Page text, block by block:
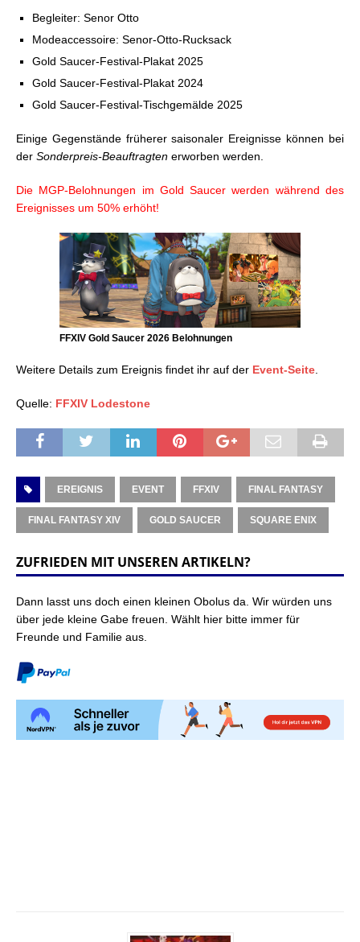
Begleiter: Senor Otto
Modeaccessoire: Senor-Otto-Rucksack
Gold Saucer-Festival-Plakat 2025
Gold Saucer-Festival-Plakat 2024
Gold Saucer-Festival-Tischgemälde 2025
Einige Gegenstände früherer saisonaler Ereignisse können bei
der Sonderpreis-Beauftragten erworben werden.
Die MGP-Belohnungen im Gold Saucer werden während des
Ereignisses um 50% erhöht!
FFXIV Gold Saucer 2026 Belohnungen
Weitere Details zum Ereignis findet ihr auf der Event-Seite
Quelle: FFXIV Lodestone
EREIGNIS EVENT FFXIV FINAL FANTASY
FINAL FANTASY XIV GOLD SAUCER SQUARE ENIX
ZUFRIEDEN MIT UNSEREN ARTIKELN?
Dann lasst uns doch einen kleinen Obolus da. Wir würden uns
über jede kleine Gabe freuen. Wählt hier bitte immer für
Freunde und Familie aus.